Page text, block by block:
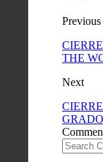
Previous
THE
Next